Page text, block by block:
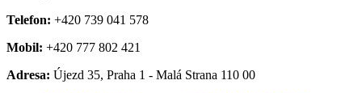
Telefon: +420 739 041 578
Mobil: +420 777 802 421
Adresa: Újezd 35, Praha 1 - Malá Strana 110 00